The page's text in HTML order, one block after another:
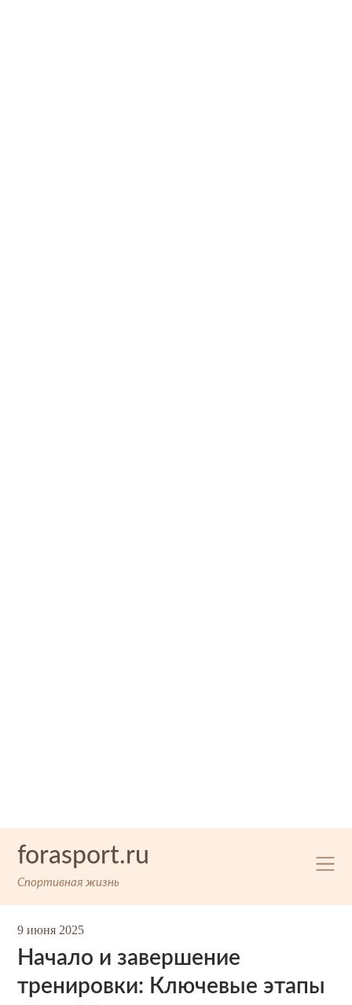
forasport.ru
Спортивная жизнь
9 июня 2025
Начало и завершение
тренировки: Ключевые этапы